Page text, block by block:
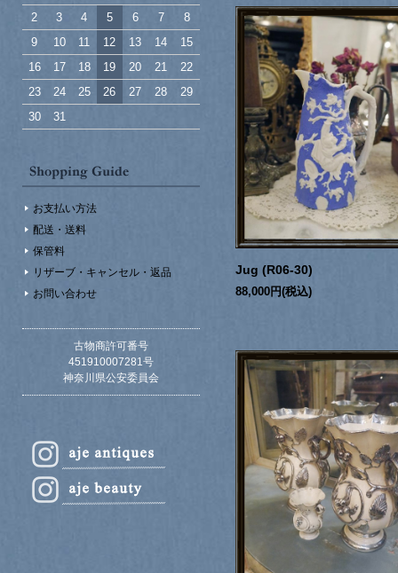
2
3 4 5 6 7
8
9
10 11 12 13 14
15
16
17 18 19 20 21
22
23
24 25 26 27 28
29
30
31
お支払い方法
配送・送料
保管料
リザーブ・キャンセル・返品
お問い合わせ
古物商許可番号
451910007281号
神奈川県公安委員会
Jug (R06-30)
88,000円(税込)